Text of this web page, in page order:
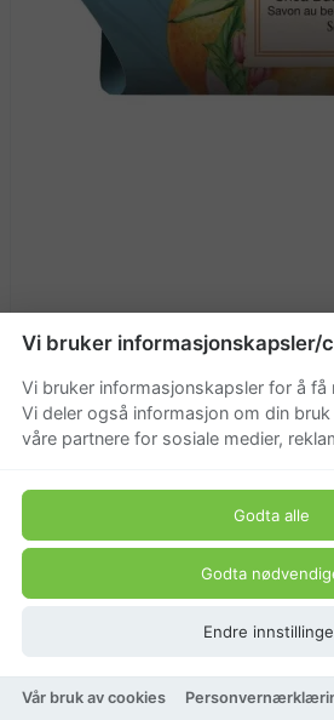
Michel Design Works L`Orange
199,20 kr
249 kr
Vi bruker informasjonskapsler/
Vi bruker informasjonskapsler for å
Vi deler også informasjon om din
våre partnere for sosiale medier,
Godta alle
Godta
Endre
Vår bruk av cookies